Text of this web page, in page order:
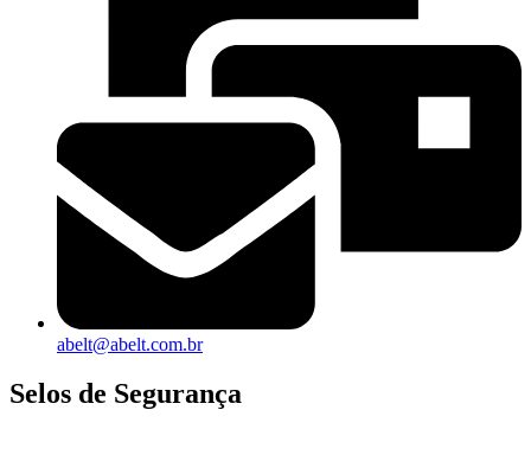
abelt@abelt.com.br
Selos de Segurança